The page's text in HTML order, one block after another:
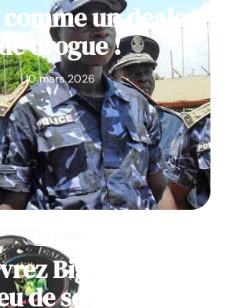
comme un dealer
drogue !
10 mars 2026
Big Monster,
de société de la